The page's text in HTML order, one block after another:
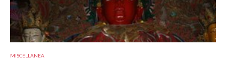
MISCELLANEA